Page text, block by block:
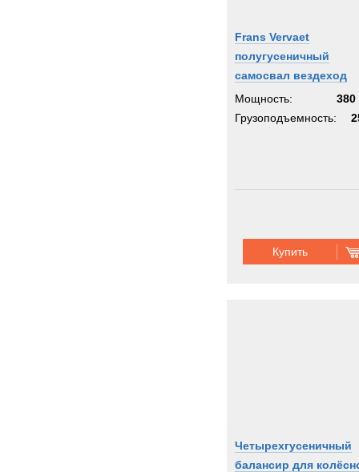
Frans Vervaet
полугусеничный
самосвал вездеход
Мощность:
380
Грузоподъемность:
Купить
Четырехгусеничный
балансир для